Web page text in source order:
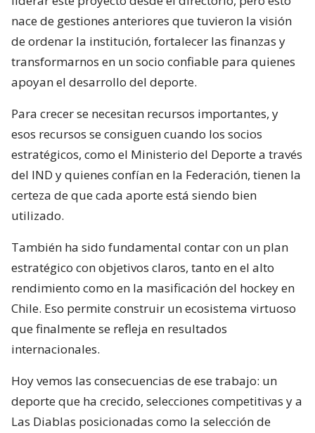
nace de gestiones anteriores que tuvieron la visión
de ordenar la institución, fortalecer las finanzas y
transformarnos en un socio confiable para quienes
apoyan el desarrollo del deporte.
Para crecer se necesitan recursos importantes, y
esos recursos se consiguen cuando los socios
estratégicos, como el Ministerio del Deporte a través
del IND y quienes confían en la Federación, tienen la
certeza de que cada aporte está siendo bien
utilizado.
También ha sido fundamental contar con un plan
estratégico con objetivos claros, tanto en el alto
rendimiento como en la masificación del hockey en
Chile. Eso permite construir un ecosistema virtuoso
que finalmente se refleja en resultados
internacionales.
Hoy vemos las consecuencias de ese trabajo: un
deporte que ha crecido, selecciones competitivas y a
Las Diablas posicionadas como la selección de